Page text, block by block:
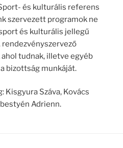
és kulturális referens
szervezett programok ne
és kulturális jellegű
tudnak, illetve egyéb
bizottság munkáját.
Kisgyura Száva, Kovács
Adrienn.